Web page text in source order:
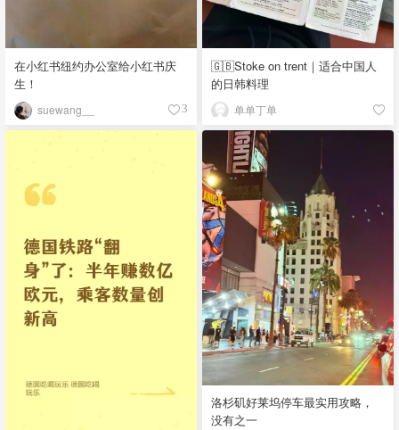
在小红书纽约办公室给小红书庆
生！
suewang__ 3
🇬🇧Stoke on trent｜适合中国人
的日韩料理
单单丁单
洛杉矶好莱坞停车最实用攻略，
没有之一